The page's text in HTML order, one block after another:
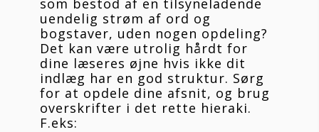
som bestod af en tilsyneladende
uendelig strøm af ord og
bogstaver, uden nogen opdeling?
Det kan være utrolig hårdt for
dine læseres øjne hvis ikke dit
indlæg har en god struktur. Sørg
for at opdele dine afsnit, og brug
overskrifter i det rette hieraki.
F.eks: